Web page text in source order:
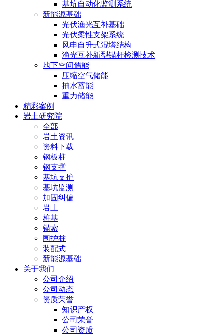
基坑自动化监测系统
新能源基础
光伏渔光互补基础
光伏柔性支架系统
风电自升式混塔结构
渔光互补新型锚杆检测技术
地下空间储能
压缩空气储能
抽水蓄能
重力储能
精彩案例
岩土研究院
全部
岩土资讯
资料下载
钢板桩
钢支撑
基坑支护
基坑监测
加固纠偏
岩土
桩基
锚索
围护桩
装配式
新能源基础
关于我们
公司介绍
公司动态
资质荣誉
知识产权
公司荣誉
公司资质